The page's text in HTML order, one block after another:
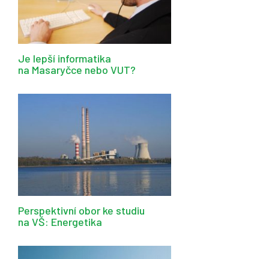
Je lepší informatika
na Masaryčce nebo VUT?
Perspektivní obor ke studiu
na VŠ: Energetika